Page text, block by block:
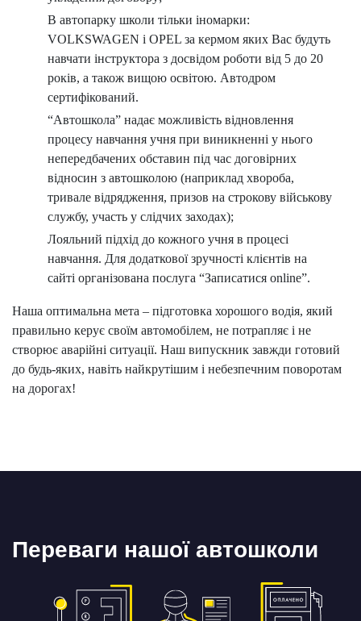
В автопарку школи тільки іномарки:
VOLKSWAGEN і OPEL за кермом яких Вас будуть
навчати інструктора з досвідом роботи від 5 до 20
років, а також вищою освітою. Автодром
сертифікований.
“Автошкола” надає можливість відновлення
процесу навчання учня при виникненні у нього
непередбачених обставин під час договірних
відносин з автошколою (наприклад хвороба,
тривале відрядження, призов на строкову військову
службу, участь у слідчих заходах);
Лояльний підхід до кожного учня в процесі
навчання. Для додаткової зручності клієнтів на
сайті організована послуга “Записатися online”.
Наша оптимальна мета – підготовка хорошого водія, який
правильно керує своїм автомобілем, не потрапляє і не
створює аварійні ситуації. Наш випускник завжди готовий
до будь-яких, навіть найкрутішим і небезпечним поворотам
на дорогах!
Переваги нашої автошколи